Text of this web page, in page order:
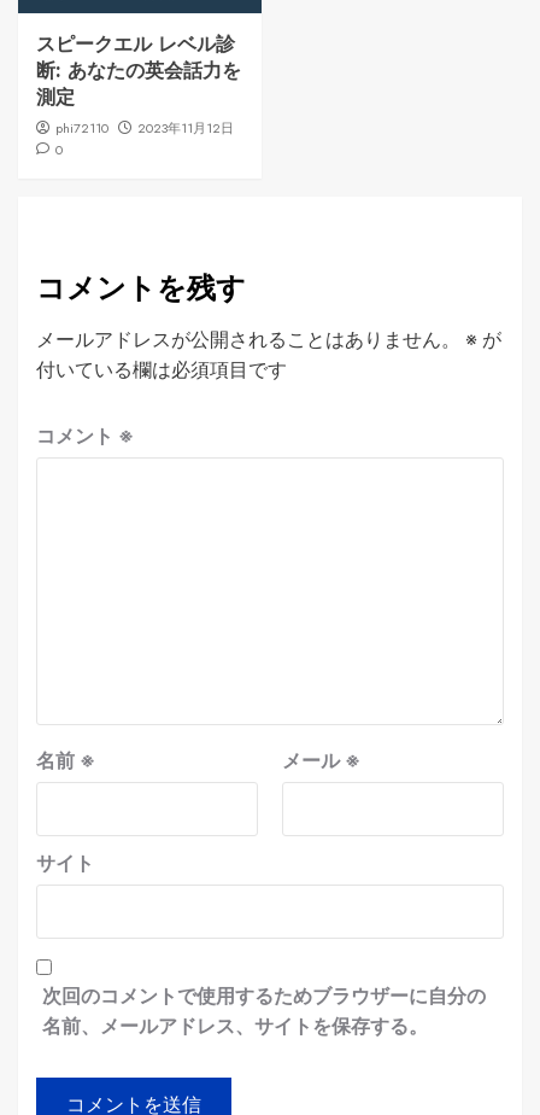
スピークエル レベル診
断: あなたの英会話力を
測定
phi72110
2023年11月12日
0
コメントを残す
メールアドレスが公開されることはありません。 ※ が
付いている欄は必須項目です
コメント ※
名前 ※ メール※
サイト
次回のコメントで使用するためブラウザーに自分の
名前、メールアドレス、サイトを保存する。